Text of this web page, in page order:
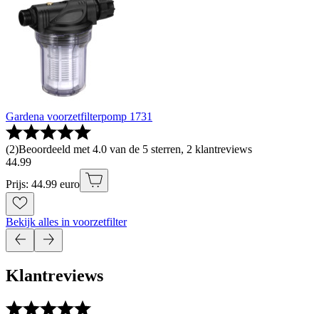
Gardena voorzetfilterpomp 1731
(2)Beoordeeld met 4.0 van de 5 sterren, 2 klantreviews
44.99
Prijs: 44.99 euro
Bekijk alles in voorzetfilter
Klantreviews